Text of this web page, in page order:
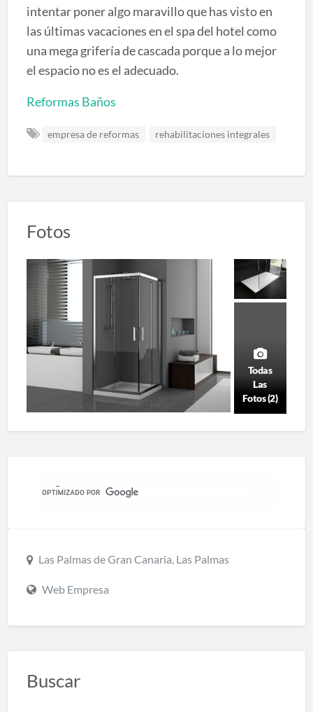
intentar poner algo maravillo que has visto en
las últimas vacaciones en el spa del hotel como
una mega grifería de cascada porque a lo mejor
el espacio no es el adecuado.
Reformas Baños
empresa de reformas rehabilitaciones integrales
Fotos
Todas
Las
Fotos (2)
Las Palmas de Gran Canaria, Las Palmas
Web Empresa
Buscar